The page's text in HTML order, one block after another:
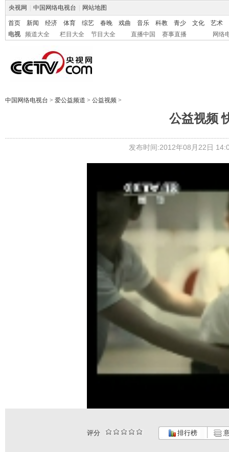
央视网 中国网络电视台 网站地图
首页 新闻 经济 体育 综艺 春晚 戏曲 音乐 科教 青少 文化
艺术
电视
频道大全 栏目大全 节目大全 直播中国 赛事直播 网络
中国网络电视台 > 爱公益频道 > 公益视频 >
公益视频
发布时间:2012年08月22日
评分 排行榜